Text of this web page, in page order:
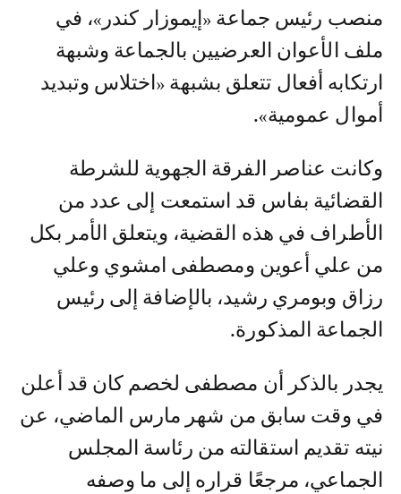
منصب رئيس جماعة «إيموزار كندر»، في
ملف الأعوان العرضيين بالجماعة وشبهة
ارتكابه أفعال تتعلق بشبهة «اختلاس وتبديد
أموال عمومية».
وكانت عناصر الفرقة الجهوية للشرطة
القضائية بفاس قد استمعت إلى عدد من
الأطراف في هذه القضية، ويتعلق الأمر بكل
من علي أعوين ومصطفى امشوي وعلي
رزاق وبومري رشيد، بالإضافة إلى رئيس
الجماعة المذكورة.
يجدر بالذكر أن مصطفى لخصم كان قد أعلن
في وقت سابق من شهر مارس الماضي، عن
نيته تقديم استقالته من رئاسة المجلس
الجماعي، مرجعًا قراره إلى ما وصفه